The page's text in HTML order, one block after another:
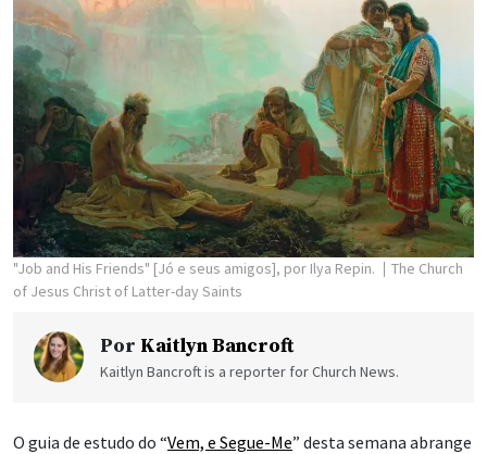
"Job and His Friends" [Jó e seus amigos], por Ilya Repin.
The Church
of Jesus Christ of Latter-day Saints
Por Kaitlyn Bancroft
Kaitlyn Bancroft is a reporter for Church News.
O guia de estudo do “Vem, e Segue-Me” desta semana abrange